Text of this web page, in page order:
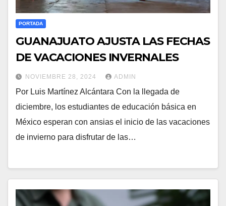
PORTADA
GUANAJUATO AJUSTA LAS FECHAS
DE VACACIONES INVERNALES
NOVIEMBRE 28, 2024 ADMIN
Por Luis Martínez Alcántara Con la llegada de
diciembre, los estudiantes de educación básica en
México esperan con ansias el inicio de las vacaciones
de invierno para disfrutar de las…